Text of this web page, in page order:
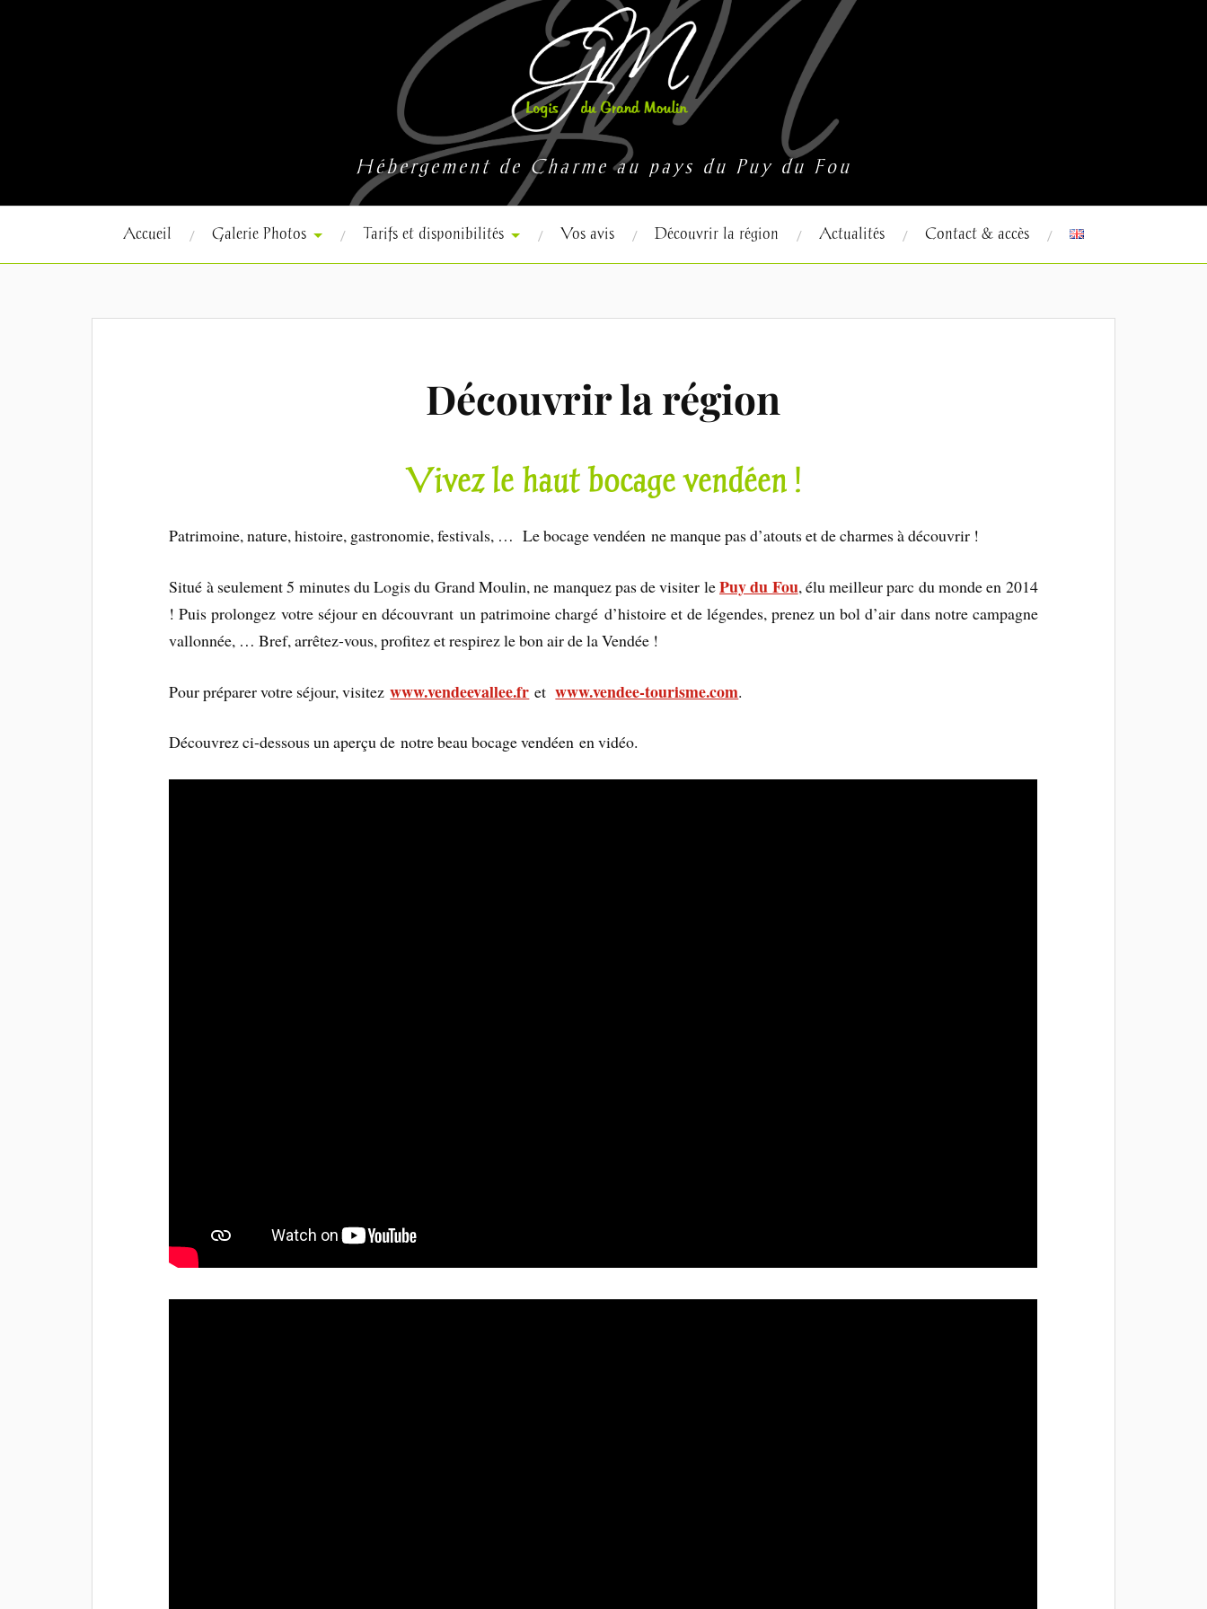
Hébergement de Charme au pays du Puy du Fou
Accueil Galerie Photos Tarifs et disponibilités Vos avis Découvrir la région Actualités Contact & accès
Découvrir la région
Vivez le haut bocage vendéen !
Patrimoine, nature, histoire, gastronomie, festivals, … Le bocage vendéen ne manque pas d’atouts et de charmes à découvrir !
Situé à seulement 5 minutes du Logis du Grand Moulin, ne manquez pas de visiter lePuy du Fou, élu meilleur parc du monde en 2014
! Puis prolongez votre séjour en découvrant un patrimoine chargé d’histoire et de légendes, prenez un bol d’air dans notre campagne
vallonnée, … Bref, arrêtez-vous, profitez et respirez le bon air de la Vendée !
Pour préparer votre séjour, visitezwww.vendeevallee.fr etwww.vendee-tourisme.com.
Découvrez ci-dessous un aperçu de notre beau bocage vendéen en vidéo.